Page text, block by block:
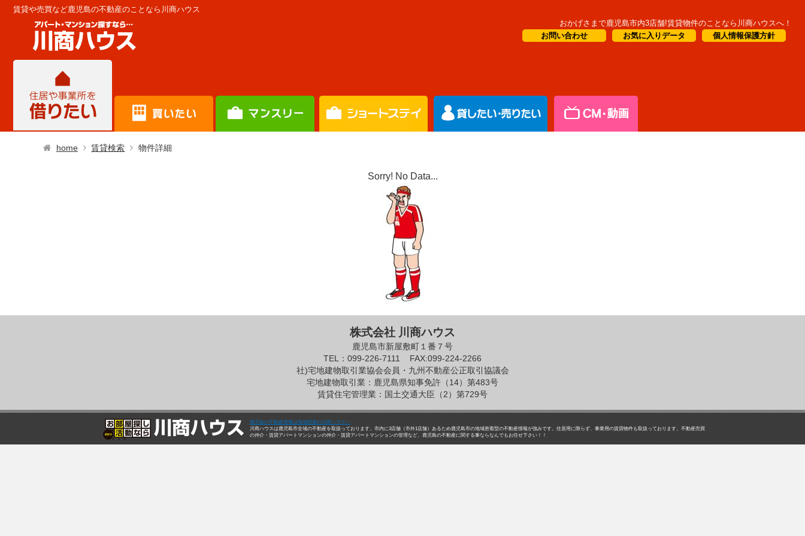
賃貸や売買など鹿児島の不動産のことなら川商ハウス
おかげさまで鹿児島市内3店舗!賃貸物件のことなら川商ハウスへ！
個人情報保護方針
お気に入りデータ
お問い合わせ
home 賃貸検索 物件詳細
Sorry! No Data...
株式会社 川商ハウス
鹿児島市新屋敷町１番７号
TEL：099-226-7111
FAX:099-224-2266
社)宅地建物取引業協会会員・九州不動産公正取引協議会
宅地建物取引業：鹿児島県知事免許（14）第483号
賃貸住宅管理業：国土交通大臣（2）第729号
鹿児島の不動産情報は地域密着の川商ハウスへ
川商ハウスは鹿児島市全域の不動産を取扱っております。市内に3店舗（市外1店舗）あるため鹿児島市の地域密着型の不動産情報が強みです。住居用に限らず、事業用の賃貸物件も取扱っております。不動産売買
の仲介・賃貸アパートマンションの仲介・賃貸アパートマンションの管理など、鹿児島の不動産に関する事ならなんでもお任せ下さい！！